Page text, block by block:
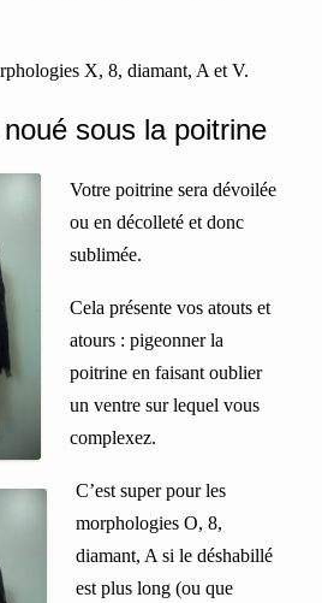
X, 8, diamant, A et V.
sous la poitrine
Votre poitrine sera dévoilée
ou en décolleté et donc
sublimée.
Cela présente vos atouts et
atours : pigeonner la
poitrine en faisant oublier
un ventre sur lequel vous
complexez.
C’est super pour les
morphologies O, 8,
diamant, A si le déshabillé
est plus long (ou que